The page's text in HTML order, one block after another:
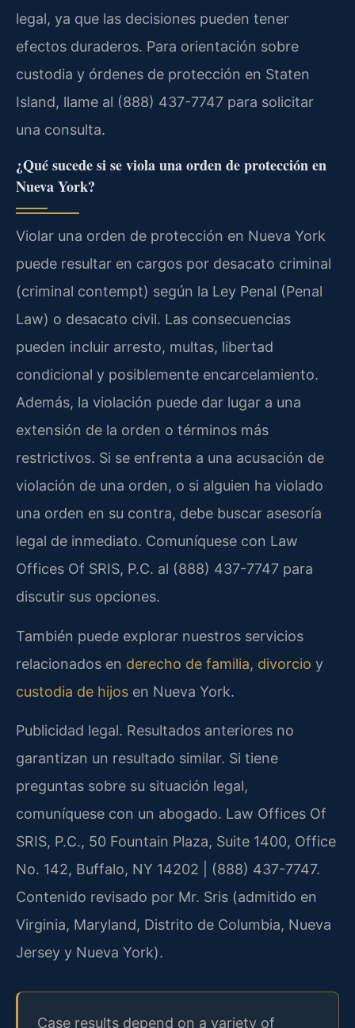
legal, ya que las decisiones pueden tener
efectos duraderos. Para orientación sobre
custodia y órdenes de protección en Staten
Island, llame al (888) 437-7747 para solicitar
una consulta.
¿Qué sucede si se viola una orden de protección en
Nueva York?
Violar una orden de protección en Nueva York
puede resultar en cargos por desacato criminal
(criminal contempt) según la Ley Penal (Penal
Law) o desacato civil. Las consecuencias
pueden incluir arresto, multas, libertad
condicional y posiblemente encarcelamiento.
Además, la violación puede dar lugar a una
extensión de la orden o términos más
restrictivos. Si se enfrenta a una acusación de
violación de una orden, o si alguien ha violado
una orden en su contra, debe buscar asesoría
legal de inmediato. Comuníquese con Law
Offices Of SRIS, P.C. al (888) 437-7747 para
discutir sus opciones.
También puede explorar nuestros servicios
relacionados en derecho de familia, divorcio y
custodia de hijos en Nueva York.
Publicidad legal. Resultados anteriores no
garantizan un resultado similar. Si tiene
preguntas sobre su situación legal,
comuníquese con un abogado. Law Offices Of
SRIS, P.C., 50 Fountain Plaza, Suite 1400, Office
No. 142, Buffalo, NY 14202 | (888) 437-7747.
Contenido revisado por Mr. Sris (admitido en
Virginia, Maryland, Distrito de Columbia, Nueva
Jersey y Nueva York).
Case results depend on a variety of